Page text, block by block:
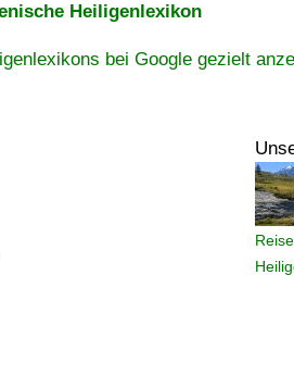
Heiligenlexikon
bei Google gezielt